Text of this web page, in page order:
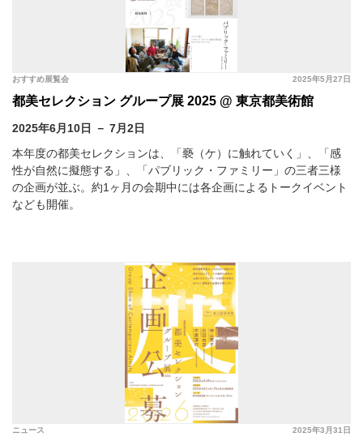
2025年5月27日
おすすめ展覧会
都美セレクション グループ展 2025 @ 東京都美術館
2025年6月10日 － 7月2日
本年度の都美セレクションは、「褻（ケ）に触れていく」、「感
性が自然に擬態する」、「パブリック・ファミリー」の三者三様
の企画が並ぶ。約1ヶ月の会期中には各企画によるトークイベント
なども開催。
2025年3月31日
ニュース